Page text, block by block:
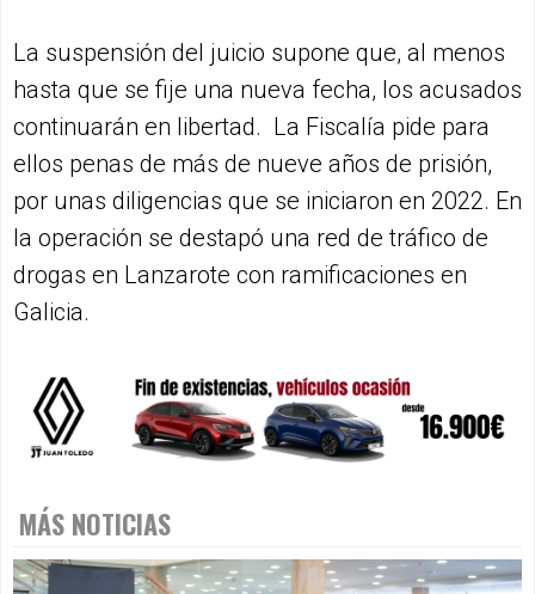
La suspensión del juicio supone que, al menos
hasta que se fije una nueva fecha, los acusados
continuarán en libertad. La Fiscalía pide para
ellos penas de más de nueve años de prisión,
por unas diligencias que se iniciaron en 2022. En
la operación se destapó una red de tráfico de
drogas en Lanzarote con ramificaciones en
Galicia.
MÁS NOTICIAS